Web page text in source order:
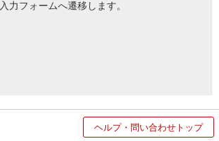
入力フォームへ遷移します。
ヘルプ・問い合わせトップ